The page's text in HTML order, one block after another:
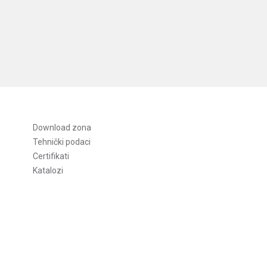
Download zona
Tehnički podaci
Certifikati
Katalozi